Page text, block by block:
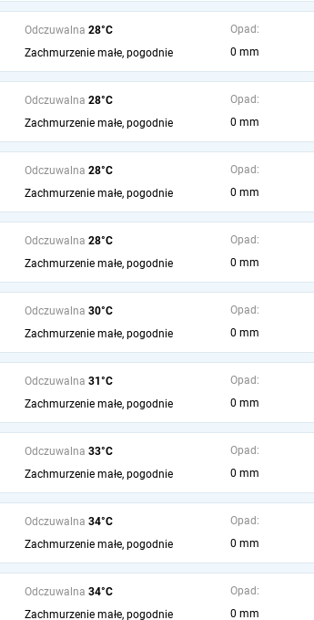
Odczuwalna 28°C
Zachmurzenie małe, pogodnie
Opad:
0 mm
Odczuwalna 28°C
Zachmurzenie małe, pogodnie
Opad:
0 mm
Odczuwalna 28°C
Zachmurzenie małe, pogodnie
Opad:
0 mm
Odczuwalna 28°C
Zachmurzenie małe, pogodnie
Opad:
0 mm
Odczuwalna 30°C
Zachmurzenie małe, pogodnie
Opad:
0 mm
Odczuwalna 31°C
Zachmurzenie małe, pogodnie
Opad:
0 mm
Odczuwalna 33°C
Zachmurzenie małe, pogodnie
Opad:
0 mm
Odczuwalna 34°C
Zachmurzenie małe, pogodnie
Opad:
0 mm
Odczuwalna 34°C
Zachmurzenie małe, pogodnie
Opad:
0 mm